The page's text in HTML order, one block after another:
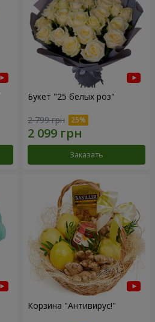
Букет "25 белых роз"
2 799 грн
Заказать
Корзина "Антивирус!"